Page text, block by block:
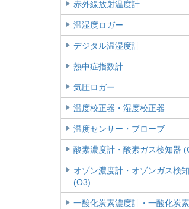
赤外線放射温度計
温湿度ロガー
デジタル温湿度計
熱中症指数計
気圧ロガー
温度校正器・湿度校正器
温度センサー・プローブ
酸素濃度計・酸素ガス検知器
オゾン濃度計・オゾンガス検
(O3)
一酸化炭素濃度計・一酸化炭